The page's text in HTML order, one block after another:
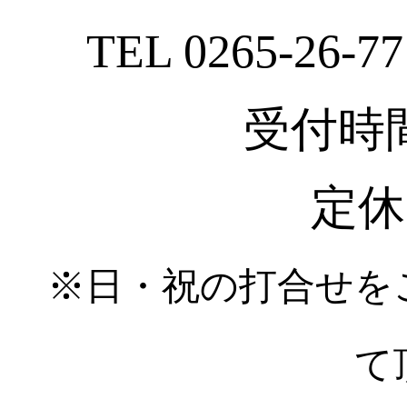
TEL 0265-26-
受付時
定
※日・祝の打合せを
て